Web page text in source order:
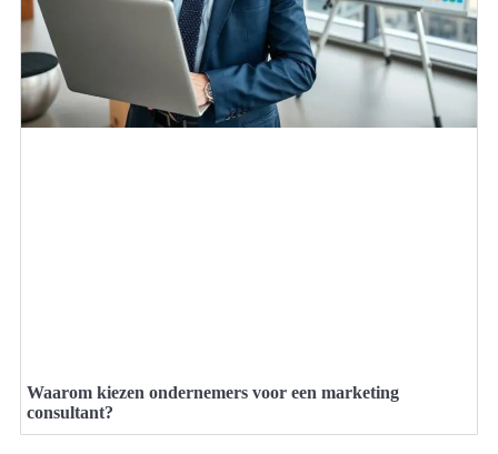
Waarom kiezen ondernemers voor een marketing
consultant?